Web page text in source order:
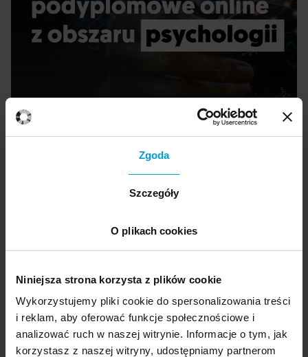
Zgoda
Szczegóły
O plikach cookies
Niniejsza strona korzysta z plików cookie
Wykorzystujemy pliki cookie do spersonalizowania treści
i reklam, aby oferować funkcje społecznościowe i
analizować ruch w naszej witrynie. Informacje o tym, jak
korzystasz z naszej witryny, udostępniamy partnerom
Absolwentka psychologii na Uniwersytecie
SWPS, certyfikowana psychoterapeutka
poznawczo-behawioralna. Współzałożycielka
wrocławskiej Poradni Zdrowia Psychicznego